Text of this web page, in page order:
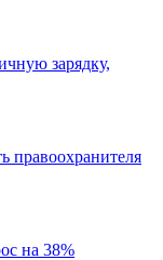
зарядку,
правоохранителя
на 38%